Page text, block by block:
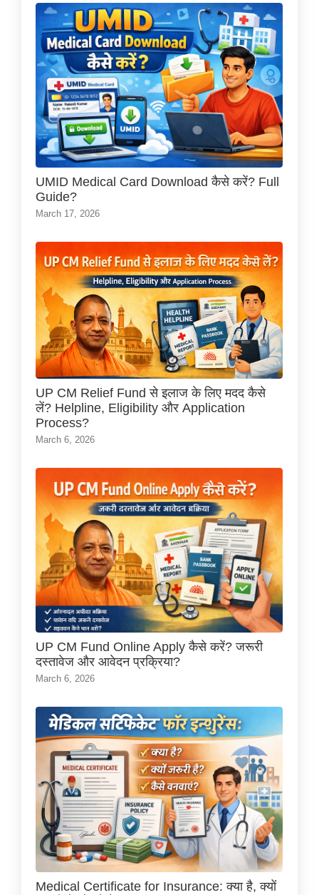
UMID Medical Card Download कैसे करें? Full
Guide?
March 17, 2026
UP CM Relief Fund से इलाज के लिए मदद कैसे
लें? Helpline, Eligibility और Application
Process?
March 6, 2026
UP CM Fund Online Apply कैसे करें? जरूरी
दस्तावेज और आवेदन प्रक्रिया?
March 6, 2026
Medical Certificate for Insurance: क्या है, क्यों